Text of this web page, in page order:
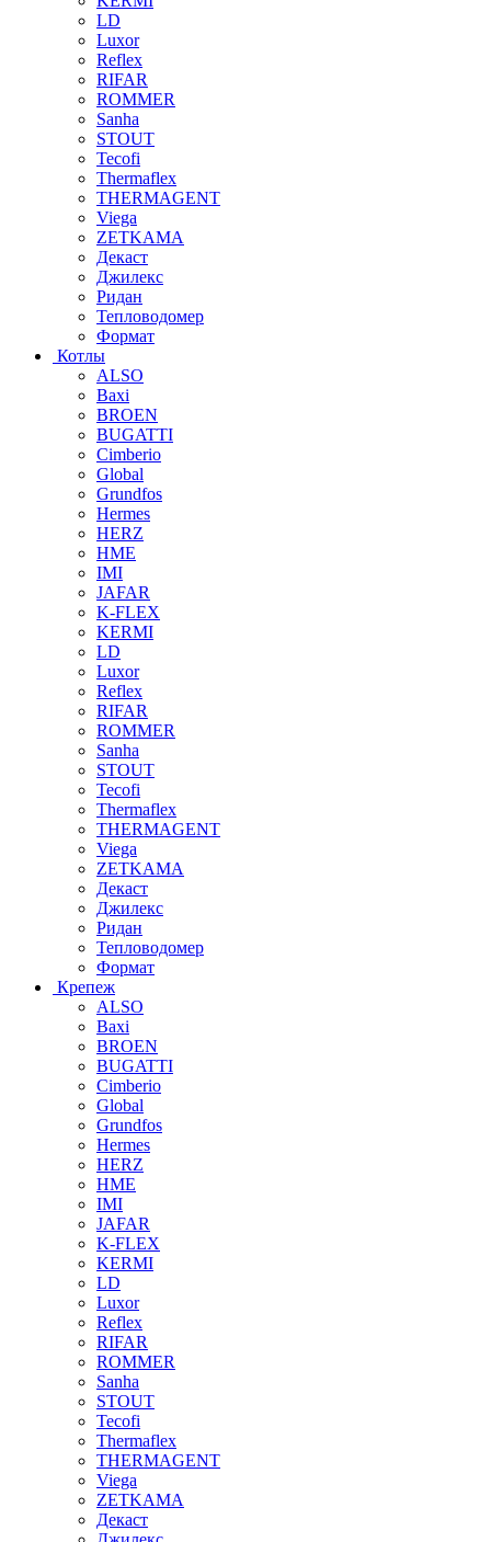
LD
Luxor
Reflex
RIFAR
ROMMER
Sanha
STOUT
Tecofi
Thermaflex
THERMAGENT
Viega
ZETKAMA
Декаст
Джилекс
Ридан
Тепловодомер
Формат
Котлы
ALSO
Baxi
BROEN
BUGATTI
Cimberio
Global
Grundfos
Hermes
HERZ
HME
IMI
JAFAR
K-FLEX
KERMI
LD
Luxor
Reflex
RIFAR
ROMMER
Sanha
STOUT
Tecofi
Thermaflex
THERMAGENT
Viega
ZETKAMA
Декаст
Джилекс
Ридан
Тепловодомер
Формат
Крепеж
ALSO
Baxi
BROEN
BUGATTI
Cimberio
Global
Grundfos
Hermes
HERZ
HME
IMI
JAFAR
K-FLEX
KERMI
LD
Luxor
Reflex
RIFAR
ROMMER
Sanha
STOUT
Tecofi
Thermaflex
THERMAGENT
Viega
ZETKAMA
Декаст